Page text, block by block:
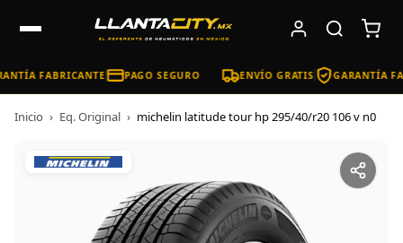
FABRICANTE PAGO SEGURO ENVÍO GRATIS GARANTÍA
Inicio › Eq. Original › michelin latitude tour hp 295/40/r20 106 v n0